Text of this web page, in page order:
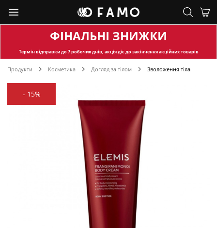
ФІНАЛЬНІ ЗНИЖКИ
Термін відправкидо 7 робочих днів, акція діє до закінчення акційних товарів
Продукти Косметика Догляд за тілом Зволоження тіла
- 15%